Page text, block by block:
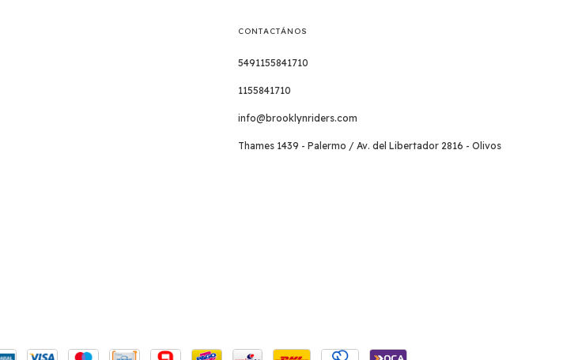
CONTACTÁNOS
5491155841710
1155841710
info@brooklynriders.com
Thames 1439 - Palermo / Av. del Libertador 2816 - Olivos